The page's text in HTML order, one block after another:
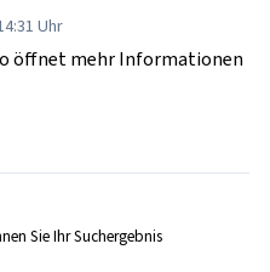
Uhr
öffnet mehr Informationen
Sie Ihr Suchergebnis